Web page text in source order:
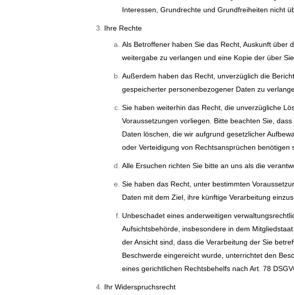
Interessen, Grundrechte und Grundfreiheiten nicht
Ihre Rechte
Als Betroffener haben Sie das Recht, Auskunft
weitergabe zu verlangen und eine Kopie der über
Außerdem haben das Recht, unverzüglich die
gespeicherter personenbezogener Daten zu
Sie haben weiterhin das Recht, die unverzügliche
Voraussetzungen vorliegen. Bitte beachten Sie,
Daten löschen, die wir aufgrund gesetzlicher
oder Verteidigung von Rechtsansprüchen
Alle Ersuchen richten Sie bitte an uns als die
Sie haben das Recht, unter bestimmten
Daten mit dem Ziel, ihre künftige Verarbeitung
Unbeschadet eines anderweitigen
Aufsichtsbehörde, insbesondere in dem
der Ansicht sind, dass die Verarbeitung der Sie
Beschwerde eingereicht wurde, unterrichtet den
eines gerichtlichen Rechtsbehelfs nach Art. 78
Ihr Widerspruchsrecht